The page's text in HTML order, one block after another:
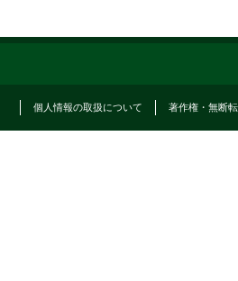
個人情報の取扱について 著作権・無断